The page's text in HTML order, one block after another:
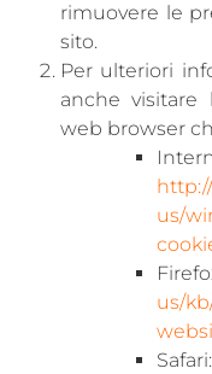
rimuovere le
sito.
Per ulteriori
anche visitare
web browser
us/
us/
Safari: